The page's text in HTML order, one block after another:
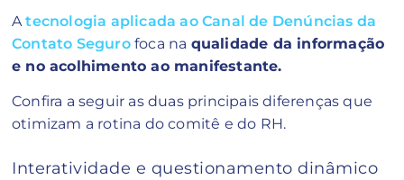
Atecnologia aplicada ao Canal de Denúncias da
Contato Segurofoca na qualidade da informação
e no acolhimento ao manifestante.
Confira a seguir as duas principais diferenças que
otimizam a rotina do comitê e do RH.
Interatividade e questionamento dinâmico